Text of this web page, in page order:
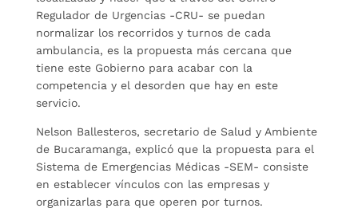
Regulador de Urgencias -CRU- se puedan
normalizar los recorridos y turnos de cada
ambulancia, es la propuesta más cercana que
tiene este Gobierno para acabar con la
competencia y el desorden que hay en este
servicio.
Nelson Ballesteros, secretario de Salud y Ambiente
de Bucaramanga, explicó que la propuesta para el
Sistema de Emergencias Médicas -SEM- consiste
en establecer vínculos con las empresas y
organizarlas para que operen por turnos.